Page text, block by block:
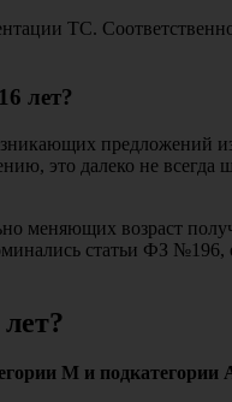
ТС.
лет?
предложений
это далеко не
меняющих возраст
статьи ФЗ
М и подкатегории